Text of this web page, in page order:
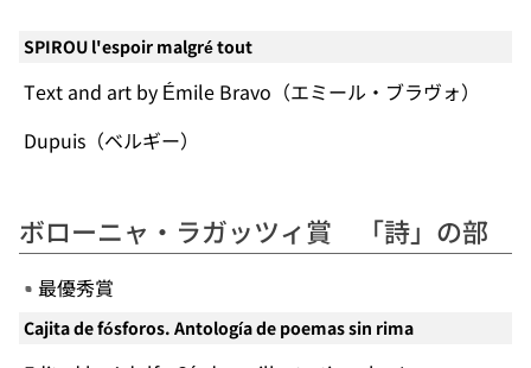
SPIROU l'espoir malgré tout
Text and art by Émile Bravo（エミール・ブラヴォ）
Dupuis（ベルギー）
ボローニャ・ラガッツィ賞 「詩」の部
最優秀賞
Cajita de fósforos. Antología de poemas sin rima